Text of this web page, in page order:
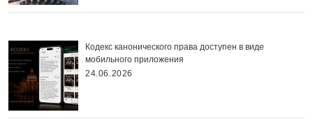
Кодекс канонического права доступен в виде
мобильного приложения
24.06.2026